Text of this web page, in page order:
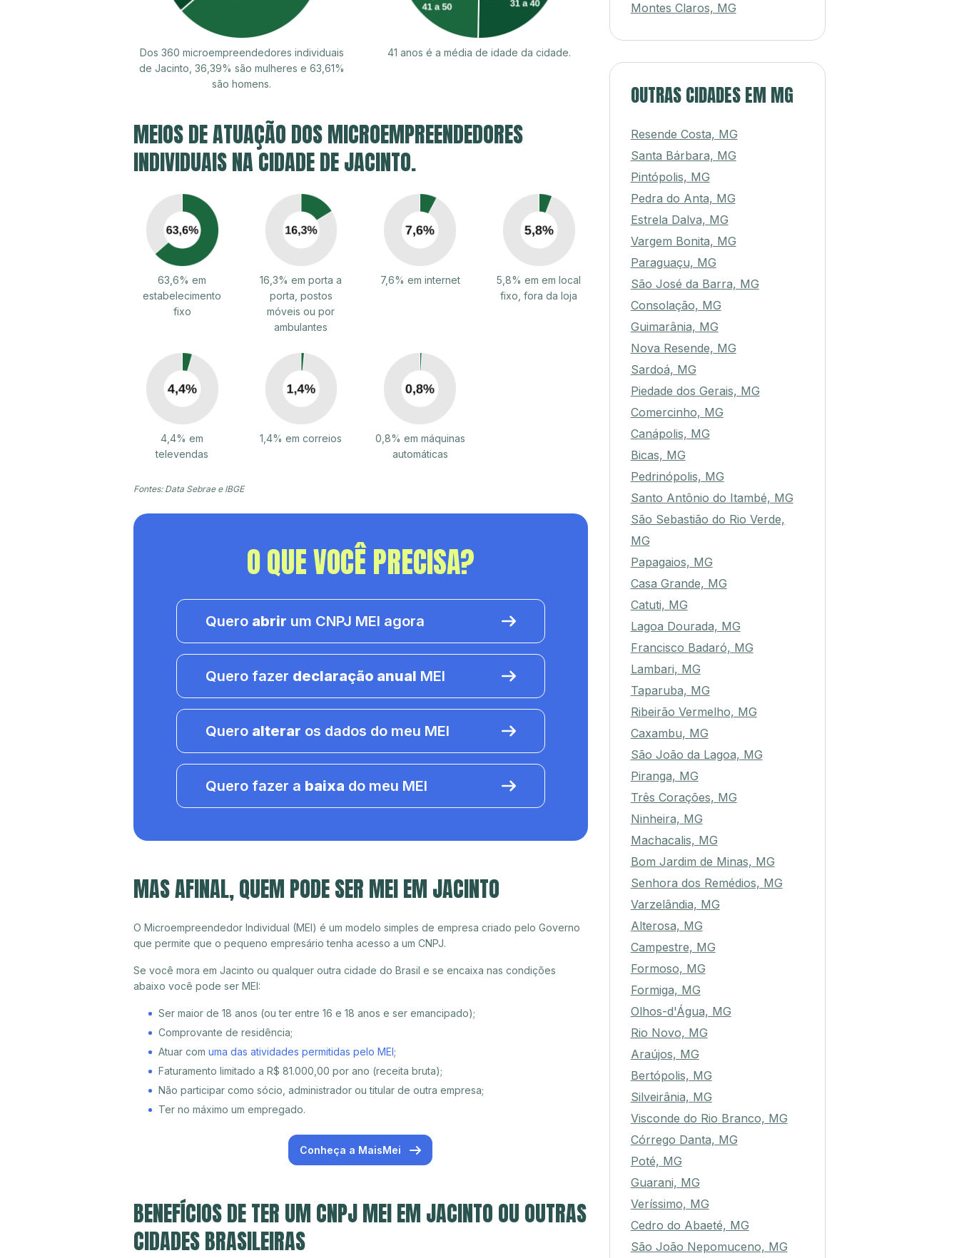
Dos 360 microempreendedores individuais
de Jacinto, 36,39% são mulheres e 63,61%
são homens.
41 anos é a média de idade da cidade.
MEIOS DE ATUAÇÃO DOS MICROEMPREENDEDORES
INDIVIDUAIS NA CIDADE DE JACINTO.
63,6% em
estabelecimento
fixo
16,3% em porta a
porta, postos
móveis ou por
ambulantes
7,6% em internet
5,8% em em local
fixo, fora da loja
4,4% em
televendas
1,4% em correios
0,8% em máquinas
automáticas
Fontes: Data Sebrae e IBGE
O QUE VOCÊ PRECISA?
Quero abrir um CNPJ MEI agora
Quero fazer declaração anual MEI
Quero alterar os dados do meu MEI
Quero fazer a baixa do meu MEI
MAS AFINAL, QUEM PODE SER MEI EM JACINTO
O Microempreendedor Individual (MEI) é um modelo simples de empresa criado pelo Governo
que permite que o pequeno empresário tenha acesso a um CNPJ.
Se você mora em Jacinto ou qualquer outra cidade do Brasil e se encaixa nas condições
abaixo você pode ser MEI:
Ser maior de 18 anos (ou ter entre 16 e 18 anos e ser emancipado);
Comprovante de residência;
Atuar com uma das atividades permitidas pelo MEI;
Faturamento limitado a R$ 81.000,00 por ano (receita bruta);
Não participar como sócio, administrador ou titular de outra empresa;
Ter no máximo um empregado.
Conheça a MaisMei
BENEFÍCIOS DE TER UM CNPJ MEI EM JACINTO OU OUTRAS
CIDADES BRASILEIRAS
Montes Claros, MG
OUTRAS CIDADES EM MG
Resende Costa, MG
Santa Bárbara, MG
Pintópolis, MG
Pedra do Anta, MG
Estrela Dalva, MG
Vargem Bonita, MG
Paraguaçu, MG
São José da Barra, MG
Consolação, MG
Guimarânia, MG
Nova Resende, MG
Sardoá, MG
Piedade dos Gerais, MG
Comercinho, MG
Canápolis, MG
Bicas, MG
Pedrinópolis, MG
Santo Antônio do Itambé, MG
São Sebastião do Rio Verde,
MG
Papagaios, MG
Casa Grande, MG
Catuti, MG
Lagoa Dourada, MG
Francisco Badaró, MG
Lambari, MG
Taparuba, MG
Ribeirão Vermelho, MG
Caxambu, MG
São João da Lagoa, MG
Piranga, MG
Três Corações, MG
Ninheira, MG
Machacalis, MG
Bom Jardim de Minas, MG
Senhora dos Remédios, MG
Varzelândia, MG
Alterosa, MG
Campestre, MG
Formoso, MG
Formiga, MG
Olhos-d'Água, MG
Rio Novo, MG
Araújos, MG
Bertópolis, MG
Silveirânia, MG
Visconde do Rio Branco, MG
Córrego Danta, MG
Poté, MG
Guarani, MG
Veríssimo, MG
Cedro do Abaeté, MG
São João Nepomuceno, MG